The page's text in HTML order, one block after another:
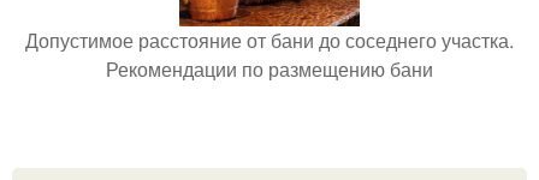
Допустимое расстояние от бани до соседнего участка.
Рекомендации по размещению бани